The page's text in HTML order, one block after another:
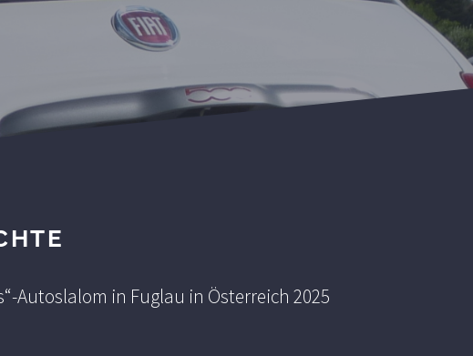
Autoslalom in Fuglau in Österreich 2025